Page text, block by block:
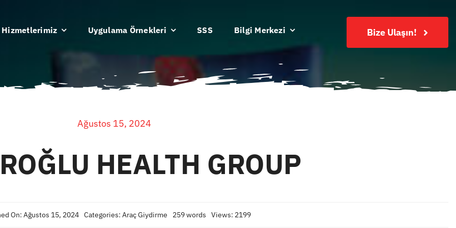
Hizmetlerimiz Uygulama Örnekleri SSS Bilgi Merkezi Bize Ulaşın!
Ağustos 15, 2024
HEALTH GROUP
On: Ağustos 15, 2024 Categories: Araç Giydirme 259 words Views: 2199